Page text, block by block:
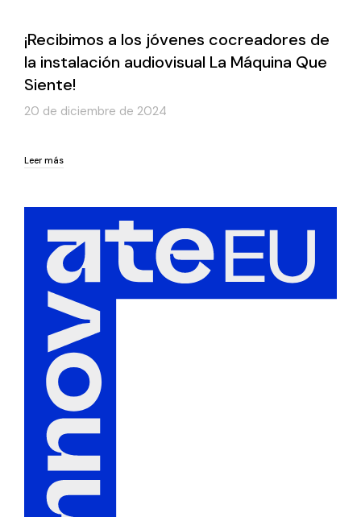
¡Recibimos a los jóvenes cocreadores de
la instalación audiovisual La Máquina Que
Siente!
20 de diciembre de 2024
Leer más